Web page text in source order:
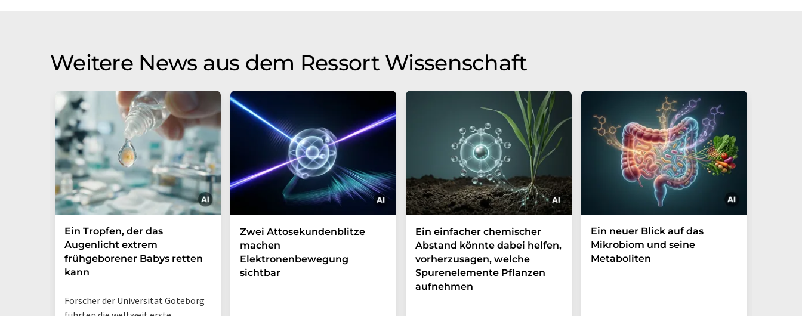
Weitere News aus dem Ressort Wissenschaft
Ein Tropfen, der das
Augenlicht extrem
frühgeborener Babys retten
kann
Forscher der Universität Göteborg
Zwei Attosekundenblitze
machen
Elektronenbewegung
sichtbar
Ein einfacher chemischer
Abstand könnte dabei helfen,
vorherzusagen, welche
Spurenelemente Pflanzen
aufnehmen
Ein neuer Blick auf das
Mikrobiom und seine
Metaboliten